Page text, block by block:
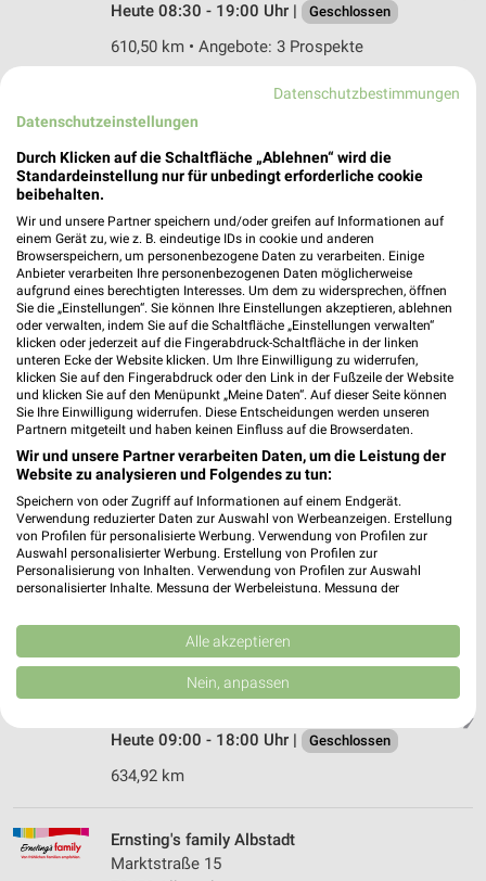
Heute 08:30 - 19:00 Uhr |
Geschlossen
610,50 km • Angebote: 3 Prospekte
Rossmann Wehingen
Gosheimer Str. 64
78564 Wehingen
586,52 km • Angebote: 3 Prospekte
Rofu Kinderland Rielasingen-Worblingen
Werner-von-Siemens-Straße 7
78239 Rielasingen-Worblingen
Heute 09:30 - 19:30 Uhr | Geschlossen
623,09 km • Angebote: 2 Prospekte
Ernsting's family Radolfzell
Schützenstraße 10
78315 Radolfzell
Heute 09:00 - 19:00 Uhr | Geschlossen
618,32 km
❯
BabyOne Gundelfingen
Alte Bundesstrasse 1
Heute 09:00 - 18:00 Uhr |
Geschlossen
634,92 km
Ernsting's family Albstadt
Marktstraße 15
Datenschutzbestimmungen
Datenschutzeinstellungen
Durch Klicken auf die Schaltfläche „Ablehnen“ wird die
Standardeinstellung nur für unbedingt erforderliche cookie
beibehalten.
Wir und unsere Partner speichern und/oder greifen auf Informationen auf
einem Gerät zu, wie z. B. eindeutige IDs in cookie und anderen
Browserspeichern, um personenbezogene Daten zu verarbeiten. Einige
Anbieter verarbeiten Ihre personenbezogenen Daten möglicherweise
aufgrund eines berechtigten Interesses. Um dem zu widersprechen, öffnen
Sie die „Einstellungen“. Sie können Ihre Einstellungen akzeptieren, ablehnen
oder verwalten, indem Sie auf die Schaltfläche „Einstellungen verwalten“
klicken oder jederzeit auf die Fingerabdruck-Schaltfläche in der linken
unteren Ecke der Website klicken. Um Ihre Einwilligung zu widerrufen,
klicken Sie auf den Fingerabdruck oder den Link in der Fußzeile der Website
und klicken Sie auf den Menüpunkt „Meine Daten“. Auf dieser Seite können
Sie Ihre Einwilligung widerrufen. Diese Entscheidungen werden unseren
Partnern mitgeteilt und haben keinen Einfluss auf die Browserdaten.
Wir und unsere Partner verarbeiten Daten, um die Leistung der
Website zu analysieren und Folgendes zu tun:
Speichern von oder Zugriff auf Informationen auf einem Endgerät.
Verwendung reduzierter Daten zur Auswahl von Werbeanzeigen. Erstellung
von Profilen für personalisierte Werbung. Verwendung von Profilen zur
Auswahl personalisierter Werbung. Erstellung von Profilen zur
Personalisierung von Inhalten. Verwendung von Profilen zur Auswahl
personalisierter Inhalte. Messung der Werbeleistung. Messung der
Kombinationen von Daten aus verschiedenen Quellen. Entwicklung und
Verbesserung der Angebote. Verwendung reduzierter Daten zur Auswahl
von Inhalten.
Daten können außerhalb der Europäischen Union weitergegeben und in die
Website/App.
Speichern von oder Zugriff auf Informationen
auf einem Endgerät
Alle akzeptieren
Nein, anpassen